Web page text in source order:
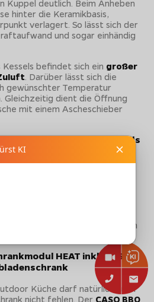
Kuppel deutlich. Beim Anheben
hinter die Keramikbasis,
verlagert. So lässt sich der
und sogar einhändig
befindet sich ein großer
. Darüber lässt sich die
gewünschter Temperatur
Gleichzeitig dient die Öffnung
mit einem Ascheschieber
HEAT für Keramikgrills
Deckplatte bietet die
zu können. Dazu ist es
Kochgeschirr und
optionalen Schubladentrennern
aus.
HEAT inkl. CASO
Küche darf natürlich auch
nicht fehlen. Der CASO BBQ